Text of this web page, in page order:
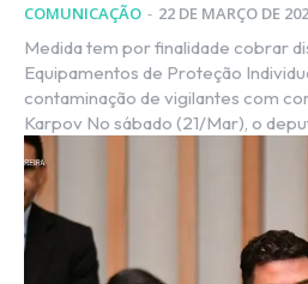
COMUNICAÇÃO - 22 DE MARÇO DE
Medida tem por finalidade cobrar
Equipamentos de Proteção
contaminação de vigilantes com
Karpov No sábado (21/Mar), o